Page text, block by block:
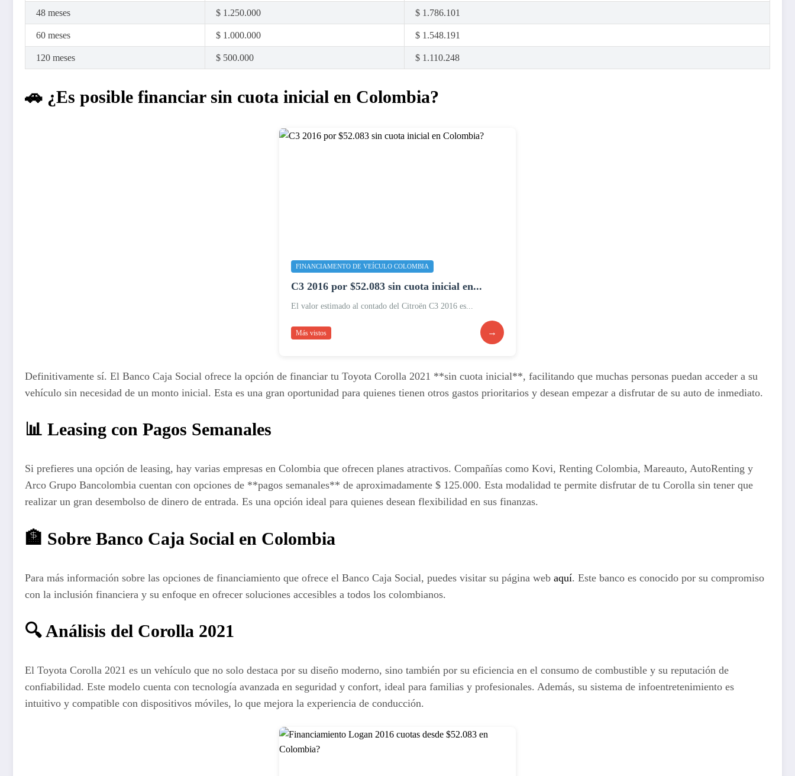
48 meses $ 1.250.000 $ 1.786.101
60 meses $ 1.000.000 $ 1.548.191
120 meses $ 500.000 $ 1.110.248
🚗 ¿Es posible financiar sin cuota inicial en Colombia?
FINANCIAMENTO DE VEÍCULO COLOMBIA
C3 2016 por $52.083 sin cuota inicial en...
El valor estimado al contado del Citroën C3 2016 es...
Más vistos →
Definitivamente sí. El Banco Caja Social ofrece la opción de financiar tu Toyota Corolla 2021 **sin cuota inicial**, facilitando que muchas personas puedan acceder a su
vehículo sin necesidad de un monto inicial. Esta es una gran oportunidad para quienes tienen otros gastos prioritarios y desean empezar a disfrutar de su auto de inmediato.
📊 Leasing con Pagos Semanales
Si prefieres una opción de leasing, hay varias empresas en Colombia que ofrecen planes atractivos. Compañías como Kovi, Renting Colombia, Mareauto, AutoRenting y
Arco Grupo Bancolombia cuentan con opciones de **pagos semanales** de aproximadamente $ 125.000. Esta modalidad te permite disfrutar de tu Corolla sin tener que
realizar un gran desembolso de dinero de entrada. Es una opción ideal para quienes desean flexibilidad en sus finanzas.
🏦 Sobre Banco Caja Social en Colombia
Para más información sobre las opciones de financiamiento que ofrece el Banco Caja Social, puedes visitar su página web aquí. Este banco es conocido por su compromiso
con la inclusión financiera y su enfoque en ofrecer soluciones accesibles a todos los colombianos.
🔍 Análisis del Corolla 2021
El Toyota Corolla 2021 es un vehículo que no solo destaca por su diseño moderno, sino también por su eficiencia en el consumo de combustible y su reputación de
confiabilidad. Este modelo cuenta con tecnología avanzada en seguridad y confort, ideal para familias y profesionales. Además, su sistema de infoentretenimiento es
intuitivo y compatible con dispositivos móviles, lo que mejora la experiencia de conducción.